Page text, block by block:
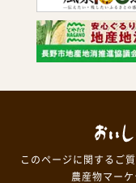
このページに関するご
農産物マー